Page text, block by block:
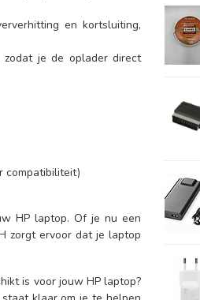
en kortsluiting,
zodat je de oplader direct
compatibiliteit)
HP laptop. Of je nu een
zorgt ervoor dat je laptop
is voor jouw HP laptop?